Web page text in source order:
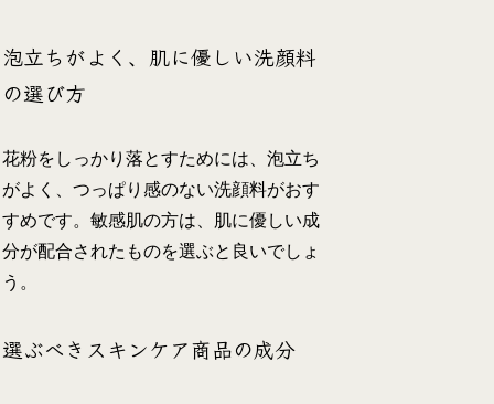
泡立ちがよく、肌に優しい洗顔料
の選び方
花粉をしっかり落とすためには、泡立ち
がよく、つっぱり感のない洗顔料がおす
すめです。敏感肌の方は、肌に優しい成
分が配合されたものを選ぶと良いでしょ
う。
選ぶべきスキンケア商品の成分